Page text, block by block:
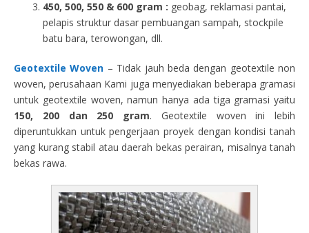
450, 500, 550 & 600 gram : geobag, reklamasi pantai,
pelapis struktur dasar pembuangan sampah, stockpile
batu bara, terowongan, dll.
Geotextile Woven – Tidak jauh beda dengan geotextile non
woven, perusahaan Kami juga menyediakan beberapa gramasi
untuk geotextile woven, namun hanya ada tiga gramasi yaitu
150, 200 dan 250 gram. Geotextile woven ini lebih
diperuntukkan untuk pengerjaan proyek dengan kondisi tanah
yang kurang stabil atau daerah bekas perairan, misalnya tanah
bekas rawa.